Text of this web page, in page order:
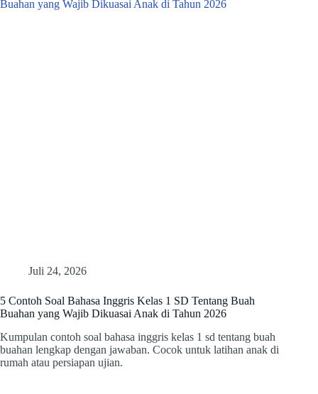
Juli 24, 2026
5 Contoh Soal Bahasa Inggris Kelas 1 SD Tentang Buah
Buahan yang Wajib Dikuasai Anak di Tahun 2026
Kumpulan contoh soal bahasa inggris kelas 1 sd tentang buah
buahan lengkap dengan jawaban. Cocok untuk latihan anak di
rumah atau persiapan ujian.